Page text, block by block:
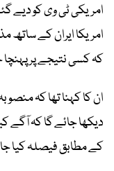
امریکی ٹی وی کو دیے
امریکا ایران کے ساتھ
کہ کسی نتیجے پر پہنچا
ان کا کہنا تھا کہ
دیکھا جائے گا کہ آگے
کے مطابق فیصلہ کیا